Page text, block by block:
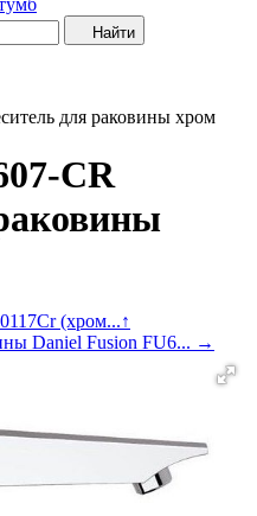
Найти
для раковины хром
CR
(хром...↑
Daniel Fusion FU6... →